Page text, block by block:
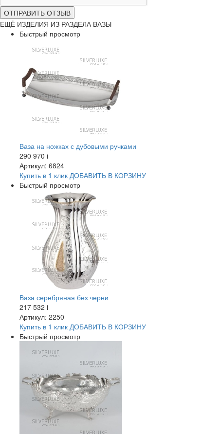
ОТПРАВИТЬ ОТЗЫВ
ЕЩЁ ИЗДЕЛИЯ ИЗ РАЗДЕЛА ВАЗЫ
Быстрый просмотр
Ваза на ножках с дубовыми ручками
290 970 i
Артикул: 6824
Купить в 1 клик ДОБАВИТЬ В КОРЗИНУ
Быстрый просмотр
Ваза серебряная без черни
217 532 i
Артикул: 2250
Купить в 1 клик ДОБАВИТЬ В КОРЗИНУ
Быстрый просмотр